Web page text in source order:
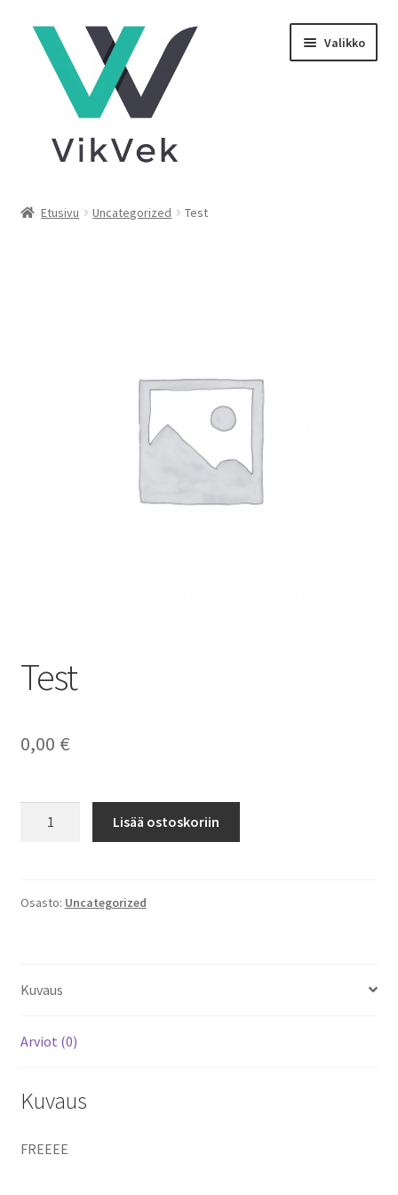
Siirry
navigointiin
Siirry
sisältöön
Valikko
Etusivu Uncategorized Test
Test
0,00 €
Lisää ostoskoriin
Osasto: Uncategorized
Kuvaus
Arviot (0)
Kuvaus
FREEEE